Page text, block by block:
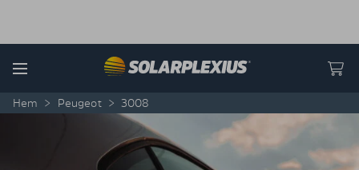
Menu
Hem > Peugeot > 3008